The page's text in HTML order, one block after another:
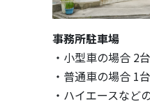
事務所駐車場
・小型車の場合 2台
・普通車の場合 1台
・ハイエースなど